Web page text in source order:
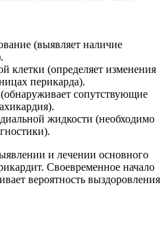
(выявляет наличие
клетки (определяет изменения
перикарда).
сопутствующие
жидкости (необходимо
и лечении основного
Своевременное начало
вероятность выздоровления